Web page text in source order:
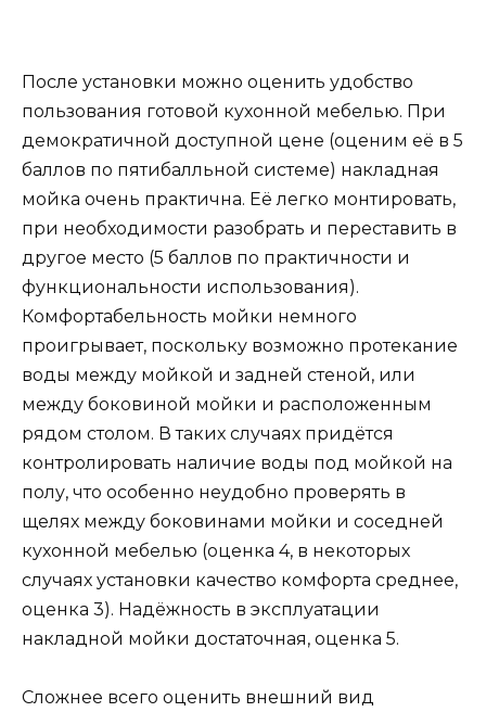
После установки можно оценить удобство
пользования готовой кухонной мебелью. При
демократичной доступной цене (оценим её в 5
баллов по пятибалльной системе) накладная
мойка очень практична. Её легко монтировать,
при необходимости разобрать и переставить в
другое место (5 баллов по практичности и
функциональности использования).
Комфортабельность мойки немного
проигрывает, поскольку возможно протекание
воды между мойкой и задней стеной, или
между боковиной мойки и расположенным
рядом столом. В таких случаях придётся
контролировать наличие воды под мойкой на
полу, что особенно неудобно проверять в
щелях между боковинами мойки и соседней
кухонной мебелью (оценка 4, в некоторых
случаях установки качество комфорта среднее,
оценка 3). Надёжность в эксплуатации
накладной мойки достаточная, оценка 5.
Сложнее всего оценить внешний вид